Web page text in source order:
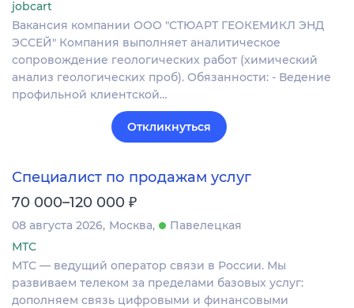
jobcart
Вакансия компании ООО "СТЮАРТ ГЕОКЕМИКЛ ЭНД
ЭССЕЙ" Компания выполняет аналитическое
сопровождение геологических работ (химический
анализ геологических проб). Обязанности: - Ведение
профильной клиентской…
Откликнуться
Специалист по продажам услуг
70 000–120 000 ₽
08 августа 2026 Москва
Павелецкая
МТС
МТС — ведущий оператор связи в России. Мы
развиваем телеком за пределами базовых услуг:
дополняем связь цифровыми и финансовыми